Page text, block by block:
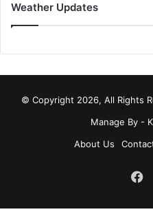
Weather Updates
© Copyright 2026, All Rights
Manage By -
About Us